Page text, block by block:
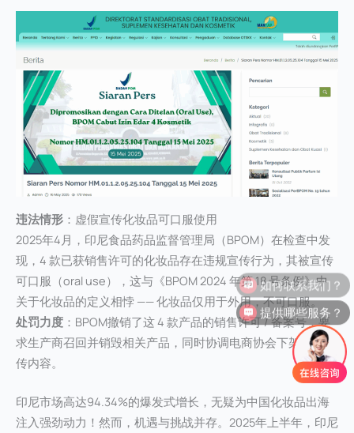
违法情形 ：虚假宣传化妆品可口服使用
2025年4月，印尼食品药品监督管理局（BPOM）在检查中发
现，4 款已获销售许可的化妆品存在违规宣传行为，其被宣传
可口服（oral use），这与《BPOM 2024 年第 18 号条例》中
关于化妆品的定义相悖 —— 化妆品仅用于外用，不可口服。
处罚力度 ：BPOM撤销了这 4 款产品的销售许可 / 备案号，要
求生产商召回并销毁相关产品，同时协调电商协会下架相关宣
传内容。
印尼市场高达94.34%的爆发式增长，无疑为中国化妆品出海
注入强劲动力！然而，机遇与挑战并存。2025年上半年，印尼
提供哪些服务？
如何联系我们？